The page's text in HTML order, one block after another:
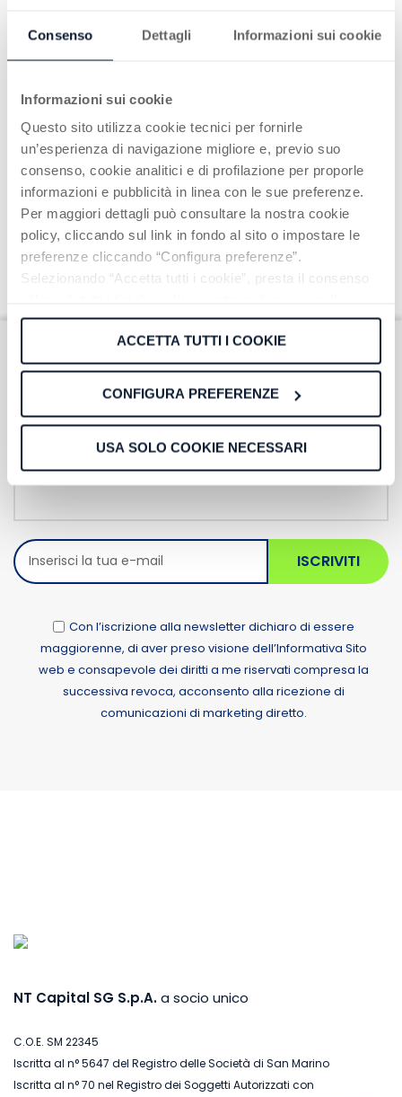
Consenso Dettagli Informazioni sui cookie
Informazioni sui cookie
Questo sito utilizza cookie tecnici per fornirle
un’esperienza di navigazione migliore e, previo suo
consenso, cookie analitici e di profilazione per proporle
informazioni e pubblicità in linea con le sue preferenze.
Per maggiori dettagli può consultare la nostra cookie
policy, cliccando sul link in fondo al sito o impostare le
preferenze cliccando “Configura preferenze”.
Selezionando “Accetta tutti i cookie”, presta il consenso
consenso cliccando su “Usa solo cookie necessari” e
saranno attivati i soli cookie tecnici necessari al corretto
funzionamento del sito.
ACCETTA TUTTI I COOKIE
CONFIGURA PREFERENZE
USA SOLO COOKIE NECESSARI
2026 nella categoria "Miglior Fondo Fless...
Continua a leggere
Iscriviti alla nostra
Newsletter
ISCRIVITI
Con l’iscrizione alla newsletter dichiaro di essere
maggiorenne, di aver preso visione dell’Informativa Sito
web e consapevole dei diritti a me riservati compresa la
successiva revoca, acconsento alla ricezione di
comunicazioni di marketing diretto.
NT Capital SG S.p.A.a socio unico
C.O.E. SM 22345
Iscritta al n° 5647 del Registro delle Società di San Marino
Iscritta al n° 70 nel Registro dei Soggetti Autorizzati con